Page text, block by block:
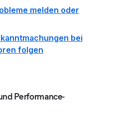
melden oder
bei
folgen
Performance-